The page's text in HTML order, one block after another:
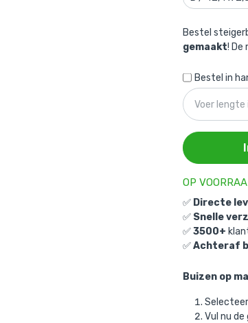
Bestel
gemaakt! De
Bestel in
OP
✅ Directe
✅ Snelle
✅3500+
✅Achteraf
Buizen op
Vul nu